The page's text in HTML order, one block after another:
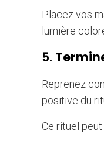
Placez vos
lumière
5.
Reprenez
positive du
Ce rituel